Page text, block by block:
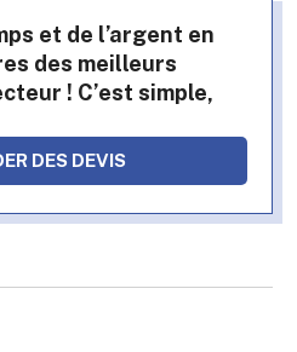
et de l’argent en
des meilleurs
! C’est simple,
DES DEVIS